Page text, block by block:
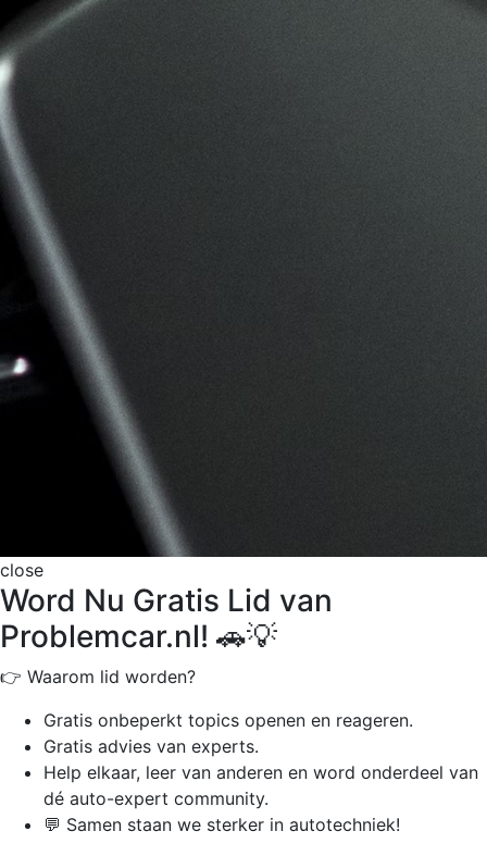
close
Word Nu Gratis Lid van
Problemcar.nl! 🚗💡
👉 Waarom lid worden?
Gratis onbeperkt topics openen en reageren.
Gratis advies van experts.
Help elkaar, leer van anderen en word onderdeel van
dé auto-expert community.
💬 Samen staan we sterker in autotechniek!